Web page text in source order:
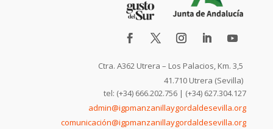
Ctra. A362 Utrera – Los Palacios, Km. 3,5
41.710 Utrera (Sevilla)
tel: (+34) 666.202.756 | (+34) 627.304.127
admin@igpmanzanillaygordaldesevilla.org
comunicación@igpmanzanillaygordaldesevilla.org